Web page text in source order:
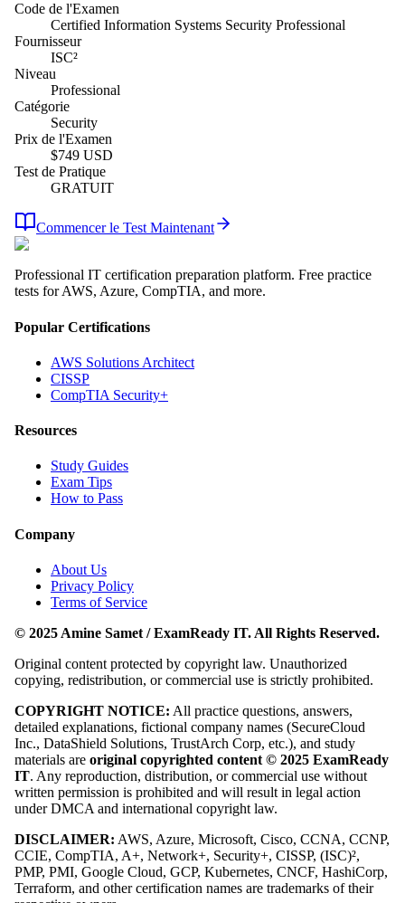
Code de l'Examen
Certified Information Systems Security Professional
Fournisseur
ISC²
Niveau
Professional
Catégorie
Security
Prix de l'Examen
$749 USD
Test de Pratique
GRATUIT
Commencer le Test Maintenant
Professional IT certification preparation platform. Free practice
tests for AWS, Azure, CompTIA, and more.
Popular Certifications
AWS Solutions Architect
CISSP
CompTIA Security+
Resources
Study Guides
Exam Tips
How to Pass
Company
About Us
Privacy Policy
Terms of Service
© 2025 Amine Samet / ExamReady IT. All Rights Reserved.
Original content protected by copyright law. Unauthorized
copying, redistribution, or commercial use is strictly prohibited.
COPYRIGHT NOTICE: All practice questions, answers,
detailed explanations, fictional company names (SecureCloud
Inc., DataShield Solutions, TrustArch Corp, etc.), and study
materials are original copyrighted content © 2025 ExamReady
IT. Any reproduction, distribution, or commercial use without
written permission is prohibited and will result in legal action
under DMCA and international copyright law.
DISCLAIMER: AWS, Azure, Microsoft, Cisco, CCNA, CCNP,
CCIE, CompTIA, A+, Network+, Security+, CISSP, (ISC)²,
PMP, PMI, Google Cloud, GCP, Kubernetes, CNCF, HashiCorp,
Terraform, and other certification names are trademarks of their